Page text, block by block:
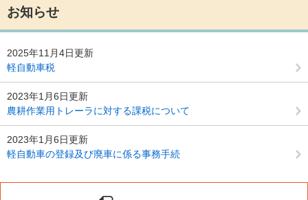
お知らせ
2025年11月4日更新
軽自動車税
2023年1月6日更新
農耕作業用トレーラに対する課税について
2023年1月6日更新
軽自動車の登録及び廃車に係る事務手続